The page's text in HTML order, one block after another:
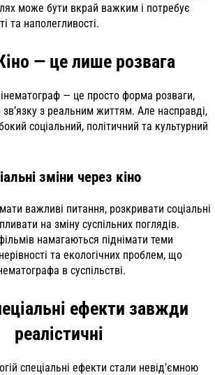
може бути вкрай важким і потребує
та наполегливості.
— це лише розвага
— це просто форма розваги,
з реальним життям. Але насправді,
соціальний, політичний та культурний
зміни через кіно
важливі питання, розкривати соціальні
на зміну суспільних поглядів.
намагаються піднімати теми
та екологічних проблем, що
в суспільстві.
ефекти завжди
реалістичні
спеціальні ефекти стали невід’ємною